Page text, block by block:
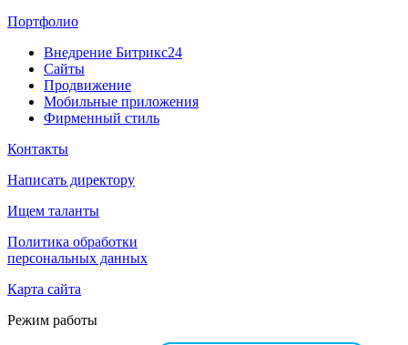
Портфолио
Внедрение Битрикс24
Сайты
Продвижение
Мобильные приложения
Фирменный стиль
Контакты
Написать директору
Ищем таланты
Политика обработки
персональных данных
Карта сайта
Режим работы